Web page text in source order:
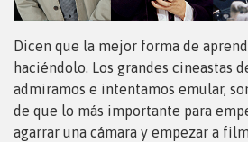
Dicen que la mejor forma de
haciéndolo. Los grandes cineastas
admiramos e intentamos emular,
de que lo más importante para
agarrar una cámara y empezar a